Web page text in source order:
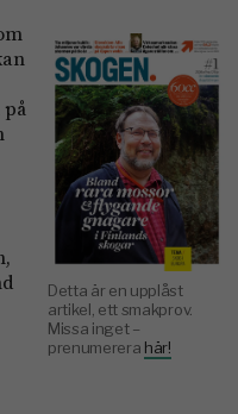
Detta är en upplåst
artikel, ett smakprov.
Missa inget –
prenumerera här!